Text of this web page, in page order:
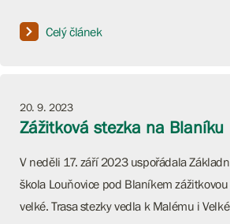
Celý článek
20. 9. 2023
Zážitková stezka na Blaníku
V neděli 17. září 2023 uspořádala
škola Louňovice pod Blaníkem
velké. Trasa stezky vedla k Malému i